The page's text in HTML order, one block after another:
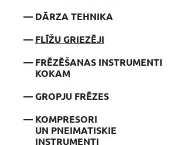
DĀRZA TEHNIKA
FLĪŽU GRIEZĒJI
FRĒZĒŠANAS INSTRUMENTI
KOKAM
GROPJU FRĒZES
KOMPRESORI
UN PNEIMATISKIE
INSTRUMENTI